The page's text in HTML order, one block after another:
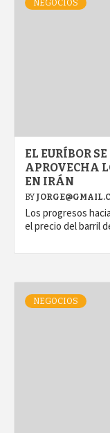
NEGOCIOS
EL EURÍBOR
APROVECHA
EN IRÁN
BY
Los progresos
el precio del barril
NEGOCIOS